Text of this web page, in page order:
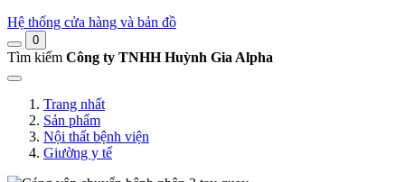
Hệ thống cửa hàng và bản đồ
0
Tìm kiếm Công ty TNHH Huỳnh Gia Alpha
Trang nhất
Sản phẩm
Nội thất bệnh viện
Giường y tế